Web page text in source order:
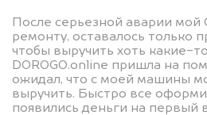
После серьезной аварии
ремонту, оставалось только
чтобы выручить хоть какие-
DOROGO.online пришла на
ожидал, что с моей машины
выручить. Быстро все
появились деньги на первый